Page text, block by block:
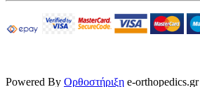
Powered By Ορθοστήριξη e-